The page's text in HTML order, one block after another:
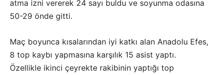
atma izni vererek 24 sayı buldu ve soyunma odasına
50-29 önde gitti.
Maç boyunca kısalarından iyi katkı alan Anadolu Efes,
8 top kaybı yapmasına karşılık 15 asist yaptı.
Özellikle ikinci çeyrekte rakibinin yaptığı top